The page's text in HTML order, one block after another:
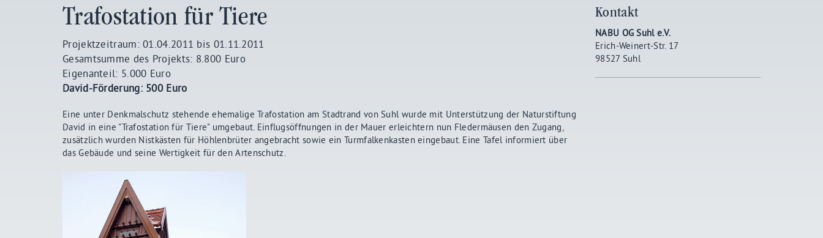
Trafostation für Tiere
Projektzeitraum: 01.04.2011 bis 01.11.2011
Gesamtsumme des Projekts: 8.800 Euro
Eigenanteil: 5.000 Euro
David-Förderung: 500 Euro
Eine unter Denkmalschutz stehende ehemalige Trafostation am Stadtrand von Suhl wurde mit Unterstützung der Naturstiftung
David in eine "Trafostation für Tiere" umgebaut. Einflugsöffnungen in der Mauer erleichtern nun Fledermäusen den Zugang,
zusätzlich wurden Nistkästen für Höhlenbrüter angebracht sowie ein Turmfalkenkasten eingebaut. Eine Tafel informiert über
das Gebäude und seine Wertigkeit für den Artenschutz.
Kontakt
NABU OG Suhl e.V.
Erich-Weinert-Str. 17
98527 Suhl